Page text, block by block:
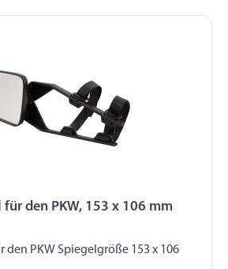
des Kühlaggregats!
den PKW, 153 x 106 mm
den PKW Spiegelgröße 153 x 106